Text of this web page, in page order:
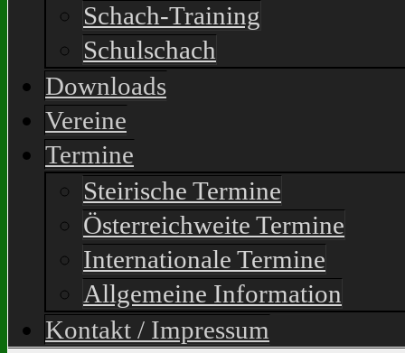
Schach-Training
Schulschach
Downloads
Vereine
Termine
Steirische Termine
Österreichweite Termine
Internationale Termine
Allgemeine Information
Kontakt / Impressum